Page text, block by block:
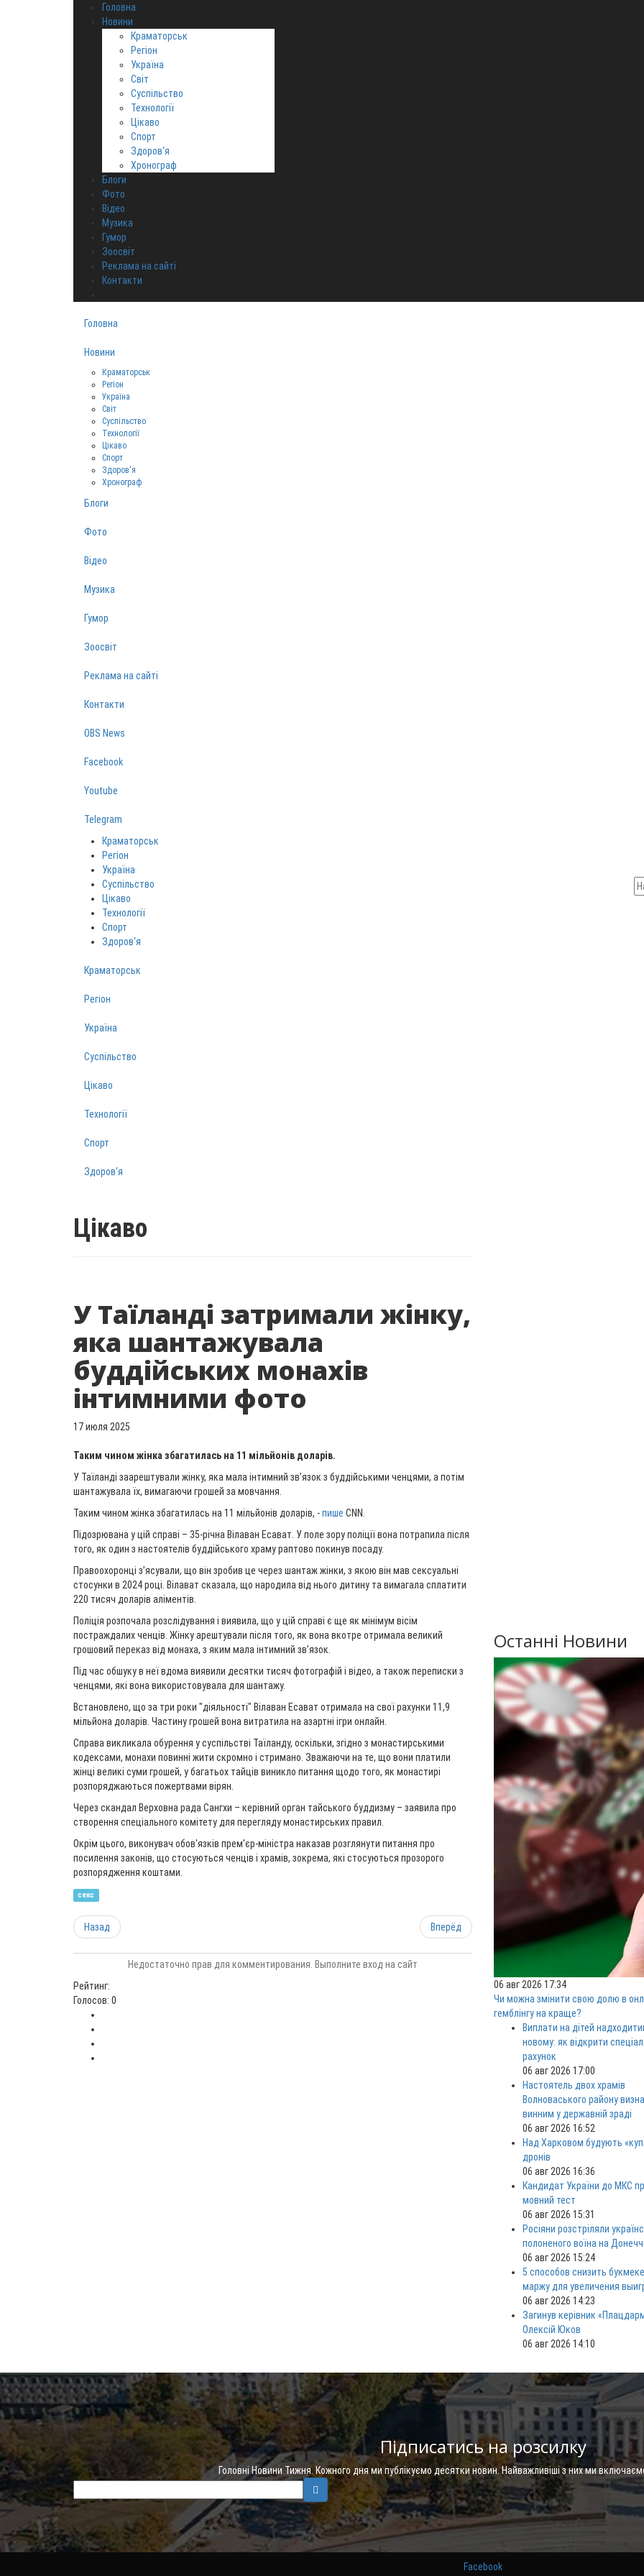
Головна
Новини
Краматорськ
Регіон
Україна
Світ
Суспільство
Технології
Цікаво
Спорт
Здоров‘я
Хронограф
Блоги
Фото
Відео
Музика
Гумор
Зоосвіт
Реклама на сайті
Контакти
Головна
Новини
Краматорськ
Регіон
Україна
Світ
Суспільство
Технології
Цікаво
Спорт
Здоров‘я
Хронограф
Блоги
Фото
Відео
Музика
Гумор
Зоосвіт
Реклама на сайті
Контакти
OBS News
Facebook
Youtube
Telegram
Краматорськ
Регіон
Україна
Суспільство
Цікаво
Технології
Спорт
Здоров‘я
Краматорськ
Регіон
Україна
Суспільство
Цікаво
Технології
Спорт
Здоров‘я
Цікаво
У Таїланді затримали жінку,
яка шантажувала
буддійських монахів
інтимними фото
17 июля 2025
Таким чином жінка збагатилась на 11 мільйонів доларів.
У Таїланді заарештували жінку, яка мала інтимний зв’язок з буддійськими ченцями, а потім
шантажувала їх, вимагаючи грошей за мовчання.
Таким чином жінка збагатилась на 11 мільйонів доларів, -пише CNN.
Підозрювана у цій справі – 35-річна Вілаван Есават. У поле зору поліції вона потрапила після
того, як один з настоятелів буддійського храму раптово покинув посаду.
Правоохоронці з’ясували, що він зробив це через шантаж жінки, з якою він мав сексуальні
стосунки в 2024 році. Вілават сказала, що народила від нього дитину та вимагала сплатити
220 тисяч доларів аліментів.
Поліція розпочала розслідування і виявила, що у цій справі є ще як мінімум вісім
постраждалих ченців. Жінку арештували після того, як вона вкотре отримала великий
грошовий переказ від монаха, з яким мала інтимний зв’язок.
Під час обшуку в неї вдома виявили десятки тисяч фотографій і відео, а також переписки з
ченцями, які вона використовувала для шантажу.
Встановлено, що за три роки "діяльності" Вілаван Есават отримала на свої рахунки 11,9
мільйона доларів. Частину грошей вона витратила на азартні ігри онлайн.
Справа викликала обурення у суспільстві Таїланду, оскільки, згідно з монастирськими
кодексами, монахи повинні жити скромно і стримано. Зважаючи на те, що вони платили
жінці великі суми грошей, у багатьох тайців виникло питання щодо того, як монастирі
розпоряджаються пожертвами вірян.
Через скандал Верховна рада Сангхи – керівний орган тайського буддизму – заявила про
створення спеціального комітету для перегляду монастирських правил.
Окрім цього, виконувач обов'язків прем'єр-міністра наказав розглянути питання про
посилення законів, що стосуються ченців і храмів, зокрема, які стосуються прозорого
розпорядження коштами.
секс
Назад Вперёд
Недостаточно прав для комментирования. Выполните вход на сайт
Рейтинг:
Голосов: 0
Останні Новини
06 авг 2026 17:34
Чи можна змінити свою долю в
гемблінгу на краще?
Виплати на дітей
новому: як відкрити
рахунок
06 авг 2026 17:00
Настоятель двох храмів
Волноваського району
винним у державній зраді
06 авг 2026 16:52
Над Харковом будують
дронів
06 авг 2026 16:36
Кандидат України до МКС
мовний тест
06 авг 2026 15:31
Росіяни розстріляли
полоненого воїна на
06 авг 2026 15:24
5 способов снизить
маржу для увеличения
06 авг 2026 14:23
Загинув керівник
Олексій Юков
06 авг 2026 14:10
Підписатись на розсилку
Головні Новини Тижня. Кожного дня ми публікуємо десятки новин. Найважливіші з них ми
Facebook